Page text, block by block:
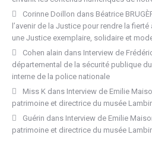
Corinne Doillon dans Béatrice
l’avenir de la Justice pour rendre la
une Justice exemplaire, solidaire et
Cohen alain dans Interview de
départemental de la sécurité publique
interne de la police nationale
Miss K dans Interview de Emilie
patrimoine et directrice du musée
Guérin dans Interview de Emilie
patrimoine et directrice du musée